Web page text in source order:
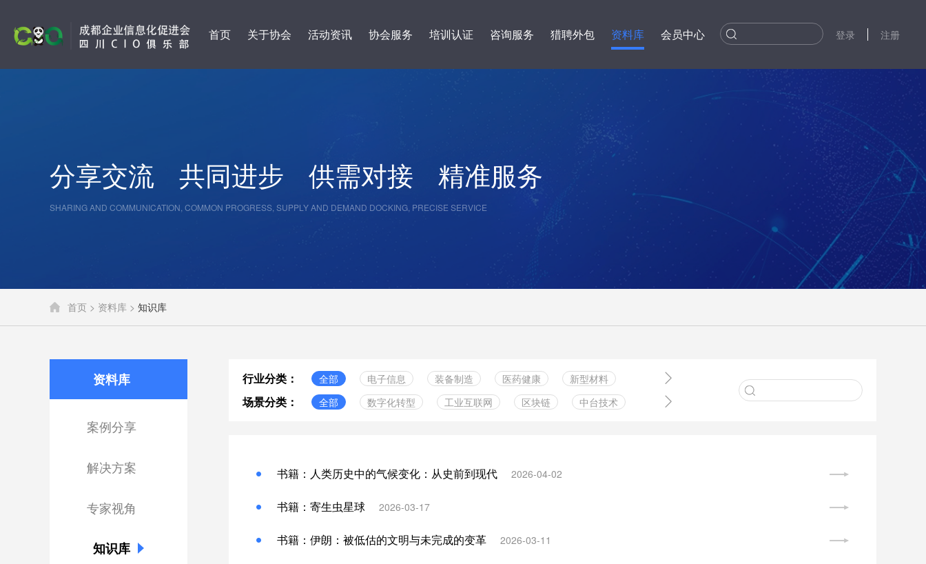
首页 关于协会 活动资讯 协会服务 培训认证 咨询服务 猎聘外包 资料库 会员中心 登录 注册
分享交流 共同进步 供需对接 精准服务
SHARING AND COMMUNICATION, COMMON PROGRESS, SUPPLY AND DEMAND DOCKING, PRECISE SERVICE
首页 > 资料库 > 知识库
资料库
案例分享
解决方案
专家视角
知识库
行业分类： 全部 电子信息 装备制造 医药健康 新型材料
绿色食品 实体零售 服务业 金融行业 中小企业

场景分类： 全部 数字化转型 工业互联网 区块链 中台技术 
书籍：人类历史中的气候变化：从史前到现代 2026-04-02
书籍：寄生虫星球 2026-03-17
书籍：伊朗：被低估的文明与未完成的变革 2026-03-11